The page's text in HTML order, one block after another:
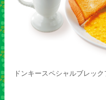
ドンキースペシャルブレッ